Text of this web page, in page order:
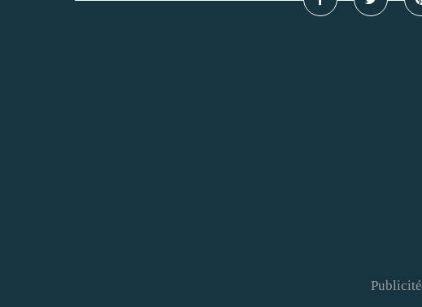
Publicité